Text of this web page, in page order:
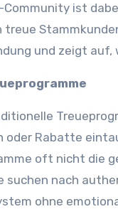
ist
treue
und zeigt
oder Rabatte
oft nicht die
suchen nach
ohne